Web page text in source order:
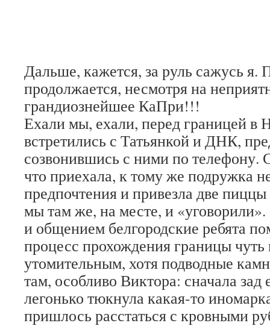
Дальше, кажется, за руль сажусь я.
продолжается, несмотря на
грандиознейшее КаПри!!!
Ехали мы, ехали, перед границей в
встретились с Татьянкой и ДНК,
созвонившись с ними по
что приехала, к тому же подружка
предпочтения и привезла две
мы там же, на месте, и
и общением белгородские ребята
процесс прохождения границы чуть
утомительным, хотя подводные
там, особливо Виктора: сначала зад
легонько тюкнула какая-то
пришлось расстаться с кровными